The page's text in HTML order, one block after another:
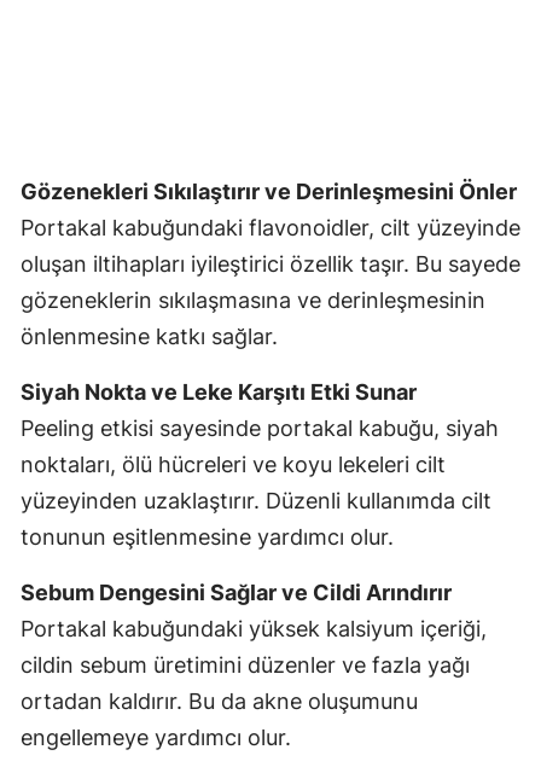
Gözenekleri Sıkılaştırır ve Derinleşmesini Önler
Portakal kabuğundaki flavonoidler, cilt yüzeyinde
oluşan iltihapları iyileştirici özellik taşır. Bu sayede
gözeneklerin sıkılaşmasına ve derinleşmesinin
önlenmesine katkı sağlar.
Siyah Nokta ve Leke Karşıtı Etki Sunar
Peeling etkisi sayesinde portakal kabuğu, siyah
noktaları, ölü hücreleri ve koyu lekeleri cilt
yüzeyinden uzaklaştırır. Düzenli kullanımda cilt
tonunun eşitlenmesine yardımcı olur.
Sebum Dengesini Sağlar ve Cildi Arındırır
Portakal kabuğundaki yüksek kalsiyum içeriği,
cildin sebum üretimini düzenler ve fazla yağı
ortadan kaldırır. Bu da akne oluşumunu
engellemeye yardımcı olur.